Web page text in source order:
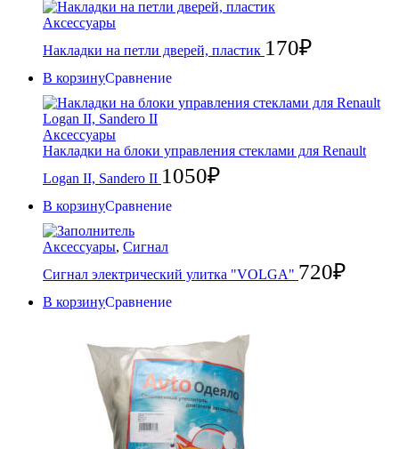
Аксессуары
Накладки на петли дверей, пластик 170₽
В корзинуСравнение
Аксессуары
Накладки на блоки управления стеклами для Renault
Logan II, Sandero II 1050₽
В корзинуСравнение
Аксессуары, Сигнал
Сигнал электрический улитка "VOLGA" 720₽
В корзинуСравнение